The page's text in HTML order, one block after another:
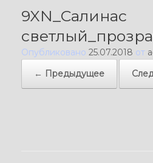
9XN_Салинас
Опубликовано 25.07.2018 от
← Предыдущее